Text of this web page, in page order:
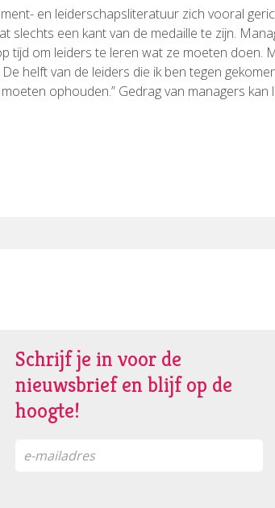
en leiderschapsliteratuur zich vooral
slechts een kant van de medaille te zijn.
tijd om leiders te leren wat ze moeten doen.
helft van de leiders die ik ben tegen
ophouden.” Gedrag van managers
Schrijf je in voor de
nieuwsbrief en blijf op de
hoogte!